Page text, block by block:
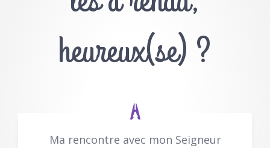
heureux(se) ?
Ma rencontre avec mon Seigneur